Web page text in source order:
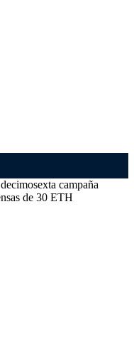
campaña
de 30 ETH